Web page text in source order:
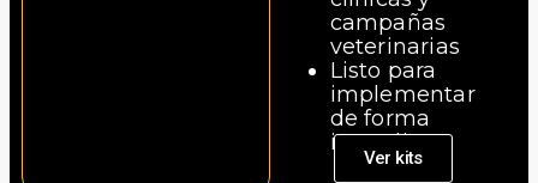
campañas
veterinarias
Listo para
implementar
de forma
inmediata
Ver kits